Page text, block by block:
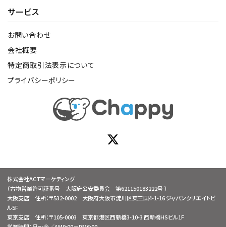
サービス
お問い合わせ
会社概要
特定商取引法表示について
プライバシーポリシー
株式会社ACTマーケティング
（古物営業許可証番号 大阪府公安委員会 第621150183222号 ）
大阪支店 住所：〒532-0002 大阪府大阪市淀川区東三国4-1-16 ジャパンクリエイトビ
ル5F
東京支店 住所：〒105-0003 東京都港区西新橋3-10-3 西新橋HSビル1F